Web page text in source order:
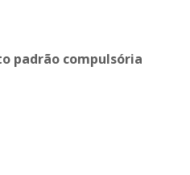
padrão compulsória